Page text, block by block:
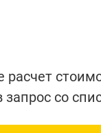
расчет
запрос со